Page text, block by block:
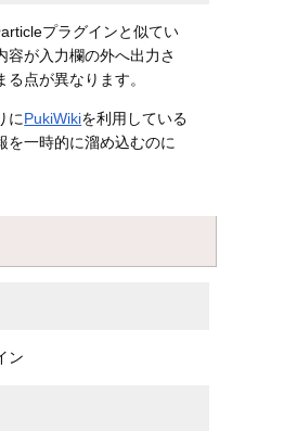
プラグインと似てい
容が入力欄の外へ出力さ
点が異なります。
にPukiWikiを利用している
を一時的に溜め込むのに
ン